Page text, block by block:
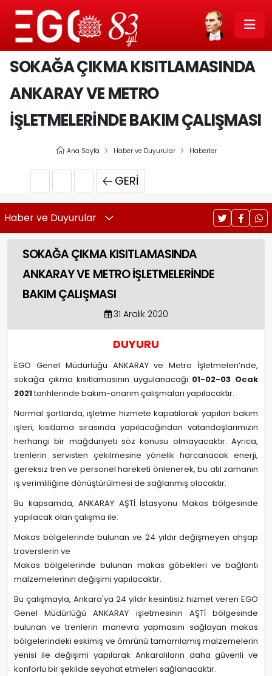
SOKAĞA ÇIKMA KISITLAMASINDA
ANKARAY VE METRO
İŞLETMELERİNDE BAKIM ÇALIŞMASI
Ana Sayfa Haber ve Duyurular Haberler
GERI
Haber ve Duyurular
SOKAĞA ÇIKMA KISITLAMASINDA
ANKARAY VE METRO İŞLETMELERİNDE
BAKIM ÇALIŞMASI
31 Aralık 2020
DUYURU
EGO Genel Müdürlüğü ANKARAY ve Metro İşletmeleri’nde,
sokağa çıkma kısıtlamasının uygulanacağı 01-02-03 Ocak
2021tarihlerinde bakım-onarım çalışmaları yapılacaktır.
Normal şartlarda, işletme hizmete kapatılarak yapılan bakım
işleri, kısıtlama sırasında yapılacağından vatandaşlarımızın
herhangi bir mağduriyeti söz konusu olmayacaktır. Ayrıca,
trenlerin servisten çekilmesine yönelik harcanacak enerji,
gereksiz tren ve personel hareketi önlenerek, bu atıl zamanın
iş verimliliğine dönüştürülmesi de sağlanmış olacaktır.
Bu kapsamda, ANKARAY AŞTİ İstasyonu Makas bölgesinde
yapılacak olan çalışma ile:
Makas bölgelerinde bulunan ve 24 yıldır değişmeyen ahşap
traverslerin ve
Makas bölgelerinde bulunan makas göbekleri ve bağlantı
malzemelerinin değişimi yapılacaktır.
Bu çalışmayla, Ankara'ya 24 yıldır kesintisiz hizmet veren EGO
Genel Müdürlüğü ANKARAY işletmesinin AŞTİ bölgesinde
bulunan ve trenlerin manevra yapmasını sağlayan makas
bölgelerindeki eskimiş ve ömrünü tamamlamış malzemelerin
yenisi ile değişimi yapılarak Ankaralıların daha güvenli ve
konforlu bir şekilde seyahat etmeleri sağlanacaktır.